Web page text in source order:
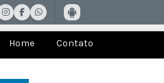
Home Contato